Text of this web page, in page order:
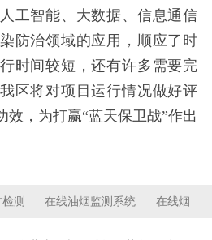
工智能、大数据、信息通信
防治领域的应用，顺应了时
时间较短，还有许多需要完
区将对项目运行情况做好评
效，为打赢“蓝天保卫战”作出
测 在线油烟监测系统 在线烟